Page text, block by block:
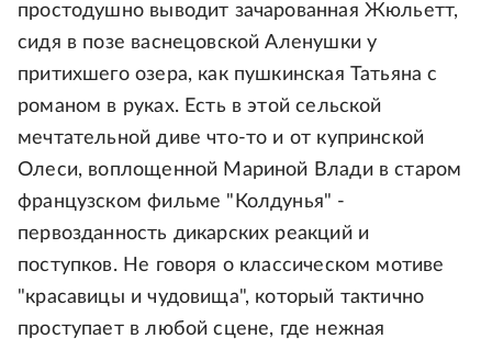
простодушно выводит зачарованная Жюльетт,
сидя в позе васнецовской Аленушки у
притихшего озера, как пушкинская Татьяна с
романом в руках. Есть в этой сельской
мечтательной диве что-то и от купринской
Олеси, воплощенной Мариной Влади в старом
французском фильме "Колдунья" -
первозданность дикарских реакций и
поступков. Не говоря о классическом мотиве
"красавицы и чудовища", который тактично
проступает в любой сцене, где нежная